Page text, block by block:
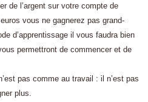
de l’argent sur votre compte de
vous ne gagnerez pas grand-
d’apprentissage il vous faudra bien
permettront de commencer et de
pas comme au travail : il n’est pas
plus.